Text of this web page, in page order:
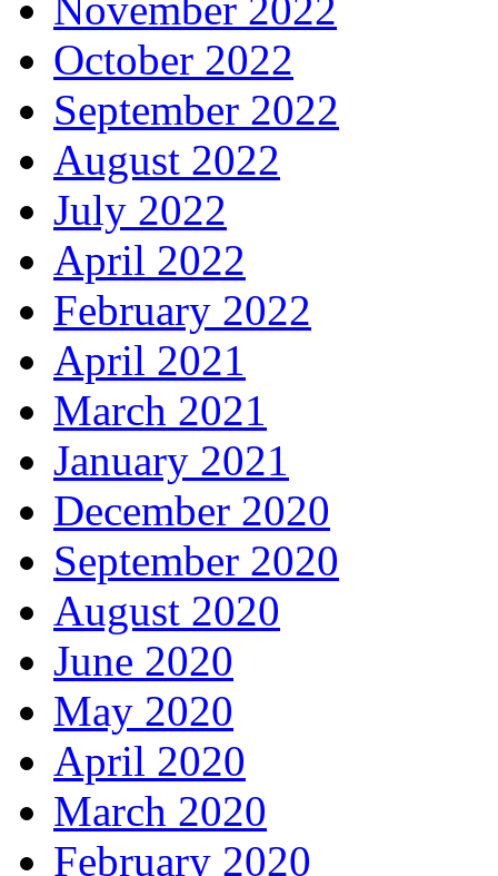
November 2022
October 2022
September 2022
August 2022
July 2022
April 2022
February 2022
April 2021
March 2021
January 2021
December 2020
September 2020
August 2020
June 2020
May 2020
April 2020
March 2020
February 2020